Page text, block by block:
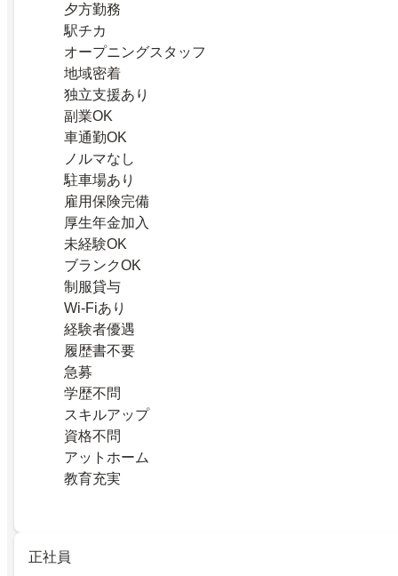
夕方勤務
駅チカ
オープニングスタッフ
地域密着
独立支援あり
副業OK
車通勤OK
ノルマなし
駐車場あり
雇用保険完備
厚生年金加入
未経験OK
ブランクOK
制服貸与
Wi-Fiあり
経験者優遇
履歴書不要
急募
学歴不問
スキルアップ
資格不問
アットホーム
教育充実
正社員